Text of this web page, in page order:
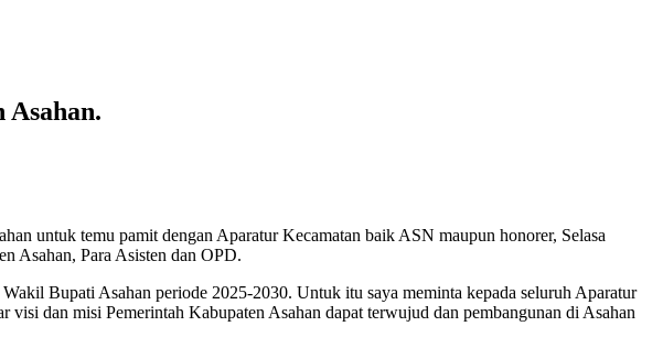
Asahan.
untuk temu pamit dengan Aparatur Kecamatan baik ASN maupun honorer, Selasa
Asahan, Para Asisten dan OPD.
Bupati Asahan periode 2025-2030. Untuk itu saya meminta kepada seluruh Aparatur
dan misi Pemerintah Kabupaten Asahan dapat terwujud dan pembangunan di Asahan